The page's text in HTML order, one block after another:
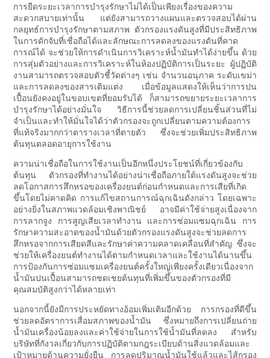
การยืดระยะเวลาการบำรุงรักษาไม่ได้เป็นเพียงเรื่องของความ
สะดวกสบายเท่านั้น แต่ยังสามารถวางแผนและตรวจสอบได้ผ่าน
กลยุทธ์การบำรุงรักษาตามสภาพ ตัวกรองแรงดันสูงที่มีประสิทธิภาพ
ในการดักจับที่เชื่อถือได้และลักษณะการลดลงของแรงดันที่คาด
การณ์ได้ จะช่วยให้การดำเนินการวิเคราะห์น้ำมันทำได้ง่ายขึ้น ด้วย
การสุ่มตัวอย่างและการวิเคราะห์ในห้องปฏิบัติการเป็นระยะ ผู้ปฏิบัติ
งานสามารถตรวจสอบตัวชี้วัดต่างๆ เช่น จำนวนอนุภาค ระดับเขม่า
และการลดลงของสารเติมแต่ง เมื่อข้อมูลแสดงให้เห็นว่าการปน
เปื้อนยังคงอยู่ในขอบเขตที่ยอมรับได้ ก็สามารถขยายระยะเวลาการ
บำรุงรักษาได้อย่างมั่นใจ วิธีการนี้ช่วยลดการเปลี่ยนชิ้นส่วนที่ไม่
จำเป็นและทำให้มั่นใจได้ว่าตัวกรองจะถูกเปลี่ยนตามความต้องการ
ที่แท้จริงมากกว่าตารางเวลาที่ตายตัว ซึ่งจะช่วยเพิ่มประสิทธิภาพ
ต้นทุนตลอดอายุการใช้งาน
ความน่าเชื่อถือในการใช้งานเป็นอีกหนึ่งประโยชน์ที่เกี่ยวข้องกับ
ต้นทุน ตัวกรองที่ทำงานได้อย่างน่าเชื่อถือภายใต้แรงดันสูงจะช่วย
ลดโอกาสการสึกหรอของเครื่องยนต์ก่อนกำหนดและการเสียที่เกิด
ขึ้นโดยไม่คาดคิด การแก้ไขสถานการณ์ฉุกเฉินดังกล่าว โดยเฉพาะ
อย่างยิ่งในสภาพแวดล้อมเชิงพาณิชย์ อาจมีค่าใช้จ่ายสูงเนื่องจาก
การลากจูง การสูญเสียเวลาทำงาน และการซ่อมแซมฉุกเฉิน การ
รักษาความสะอาดของน้ำมันด้วยตัวกรองแรงดันสูงจะช่วยลดการ
สึกหรอจากการเสียดสีและรักษาค่าความคลาดเคลื่อนที่สำคัญ ซึ่งจะ
ช่วยให้เครื่องยนต์ทำงานได้ตามกำหนดเวลาและใช้งานได้นานขึ้น
การป้องกันการซ่อมแซมเครื่องยนต์ครั้งใหญ่เพียงครั้งเดียวเนื่องจาก
น้ำมันปนเปื้อนสามารถชดเชยต้นทุนที่เพิ่มขึ้นของตัวกรองที่มี
คุณสมบัติสูงกว่าได้หลายเท่า
นอกจากนี้ยังมีการประหยัดทางอ้อมเพิ่มเติมอีกด้วย การกรองที่ดีขึ้น
ช่วยลดอัตราการเสื่อมสภาพของน้ำมัน ซึ่งหมายถึงการเปลี่ยนถ่าย
น้ำมันเครื่องน้อยลงและค่าใช้จ่ายในการใช้น้ำมันที่ลดลง สำหรับ
บริษัทที่กังวลเกี่ยวกับการปฏิบัติตามกฎระเบียบด้านสิ่งแวดล้อมและ
เป้าหมายด้านความยั่งยืน การลดปริมาณน้ำมันใช้แล้วและไส้กรอง